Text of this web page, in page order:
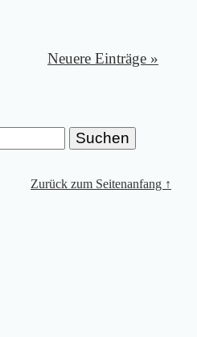
Neuere Einträge »
Zurück zum Seitenanfang ↑